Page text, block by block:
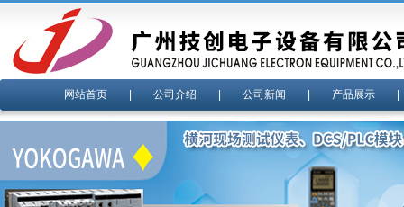
网站首页 公司介绍 公司新闻 产品展示